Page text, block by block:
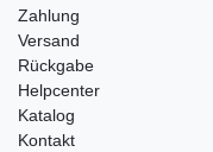
Zahlung
Versand
Rückgabe
Helpcenter
Katalog
Kontakt